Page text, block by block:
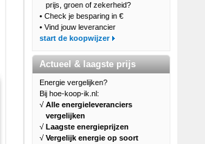
prijs, groen of zekerheid?
• Check je besparing in €
• Vind jouw leverancier
start de koopwijzer
Actueel & laagste prijs
Energie vergelijken?
Bij hoe-koop-ik.nl:
√ Alle energieleveranciers
vergelijken
√ Laagste energieprijzen
√ Vergelijk energie op soort